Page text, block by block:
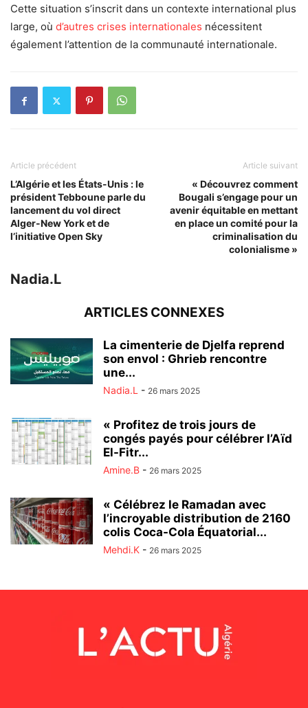
Cette situation s’inscrit dans un contexte international plus
large, où d’autres crises internationales nécessitent
également l’attention de la communauté internationale.
Article précédent
L’Algérie et les États-Unis : le
président Tebboune parle du
lancement du vol direct
Alger-New York et de
l’initiative Open Sky
Article suivant
« Découvrez comment
Bougali s’engage pour un
avenir équitable en mettant
en place un comité pour la
criminalisation du
colonialisme »
Nadia.L
ARTICLES CONNEXES
La cimenterie de Djelfa reprend
son envol : Ghrieb rencontre
une...
Nadia.L - 26 mars 2025
« Profitez de trois jours de
congés payés pour célébrer l’Aïd
El-Fitr...
Amine.B - 26 mars 2025
« Célébrez le Ramadan avec
l’incroyable distribution de 2160
colis Coca-Cola Équatorial...
Mehdi.K - 26 mars 2025